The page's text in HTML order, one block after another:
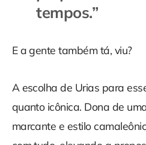
tempos.”
E a gente também tá, viu?
A escolha de Urias para
quanto icônica. Dona de
marcante e estilo